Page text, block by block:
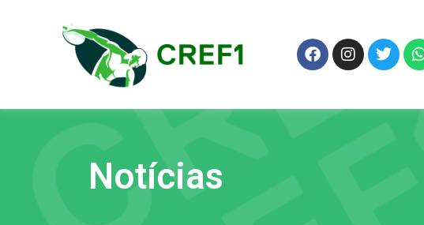
Notícias